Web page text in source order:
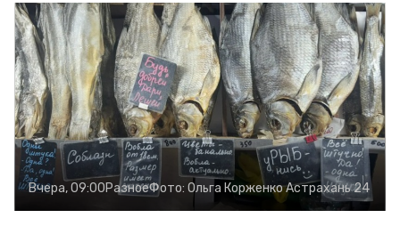
Вчера, 09:00РазноеФото: Ольга КорженкоАстрахань 24